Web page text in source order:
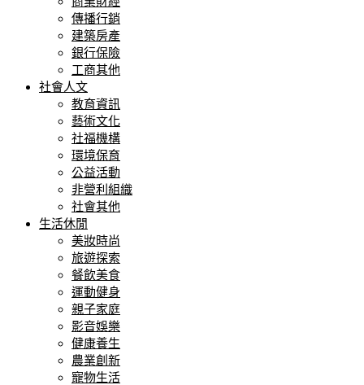
傳播行銷
建築房產
銀行保險
工商其他
社會人文
教育資訊
藝術文化
社福機構
環境保育
公益活動
非營利組織
社會其他
生活休閒
美妝時尚
旅遊探索
餐飲美食
運動健身
親子家庭
影音娛樂
健康養生
農業創新
寵物生活